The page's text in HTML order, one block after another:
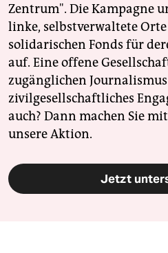
Zentrum". Die Kampagne
linke, selbstverwaltete
solidarischen Fonds für
auf. Eine offene
zugänglichen
zivilgesellschaftliches
auch? Dann machen Sie
unsere Aktion.
Jetzt